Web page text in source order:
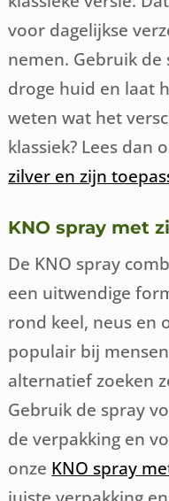
voor dagelijkse
nemen. Gebruik de
droge huid en laat
weten wat het
klassiek? Lees dan
zilver en zijn
KNO spray met
De KNO spray
een uitwendige
rond keel, neus en
populair bij
alternatief zoeken
Gebruik de spray
de verpakking en
onze KNO spray